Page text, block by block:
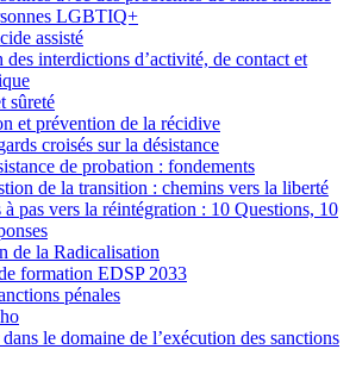
LGBTIQ+
assisté
des interdictions d’activité, de contact et
sûreté
et prévention de la récidive
croisés sur la désistance
de probation : fondements
de la transition : chemins vers la liberté
à pas vers la réintégration : 10 Questions, 10
de la Radicalisation
formation EDSP 2033
pénales
le domaine de l’exécution des sanctions